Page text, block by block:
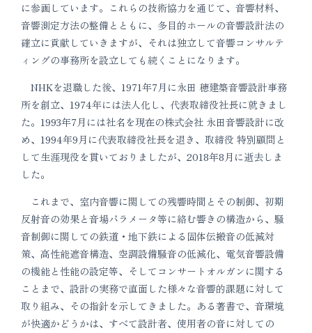
に参画しています。これらの技術協力を通じて、音響材料、
音響測定方法の整備とともに、多目的ホールの音響設計法の
確立に貢献していきますが、それは独立して音響コンサルテ
ィングの事務所を設立しても続くことになります。
NHKを退職した後、1971年7月に永田 穂建築音響設計事務
所を創立、1974年には法人化し、代表取締役社長に就きまし
た。1993年7月には社名を現在の株式会社 永田音響設計に改
め、1994年9月に代表取締役社長を退き、取締役 特別顧問と
して生涯現役を貫いておりましたが、2018年8月に逝去しま
した。
これまで、室内音響に関しての残響時間とその制御、初期
反射音の効果と音場パラメータ等に絡む響きの構造から、騒
音制御に関しての鉄道・地下鉄による固体伝搬音の低減対
策、高性能遮音構造、空調設備騒音の低減化、電気音響設備
の機能と性能の設定等、そしてコンサートオルガンに関する
ことまで、設計の実務で直面した様々な音響的課題に対して
取り組み、その指針を示してきました。ある著書で、音環境
が快適かどうかは、すべて設計者、使用者の音に対しての